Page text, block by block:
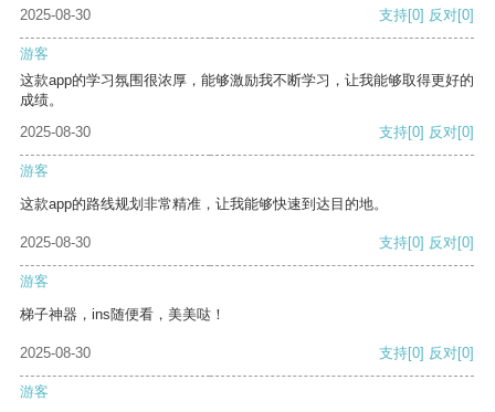
2025-08-30 支持[0] 反对[0]
游客
这款app的学习氛围很浓厚，能够激励我不断学习，让我能够取得更好的
成绩。
2025-08-30
支持[0] 反对[0]
游客
这款app的路线规划非常精准，让我能够快速到达目的地。
2025-08-30 支持[0] 反对[0]
游客
梯子神器，ins随便看，美美哒！
2025-08-30 支持[0] 反对[0]
游客